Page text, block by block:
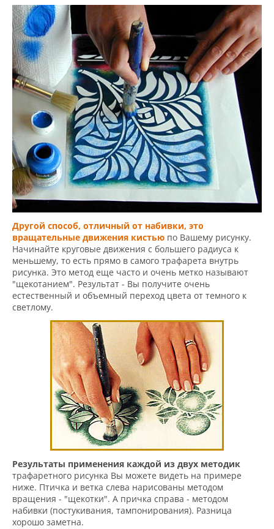
Другой способ, отличный от набивки, это
вращательные движения кистью по Вашему рисунку.
Начинайте круговые движения с большего радиуса к
меньшему, то есть прямо в самого трафарета внутрь
рисунка. Это метод еще часто и очень метко называют
"щекотанием". Результат - Вы получите очень
естественный и объемный переход цвета от темного к
светлому.
Результаты применения каждой из двух методик
трафаретного рисунка Вы можете видеть на примере
ниже. Птичка и ветка слева нарисованы методом
вращения - "щекотки". А причка справа - методом
набивки (постукивания, тампонирования). Разница
хорошо заметна.